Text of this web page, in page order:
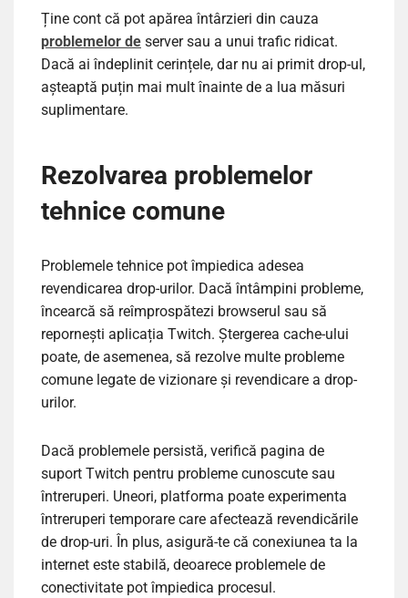
Ține cont că pot apărea întârzieri din cauza
problemelor de server sau a unui trafic ridicat.
Dacă ai îndeplinit cerințele, dar nu ai primit drop-ul,
așteaptă puțin mai mult înainte de a lua măsuri
suplimentare.
Rezolvarea problemelor
tehnice comune
Problemele tehnice pot împiedica adesea
revendicarea drop-urilor. Dacă întâmpini probleme,
încearcă să reîmprospătezi browserul sau să
repornești aplicația Twitch. Ștergerea cache-ului
poate, de asemenea, să rezolve multe probleme
comune legate de vizionare și revendicare a drop-
urilor.
Dacă problemele persistă, verifică pagina de
suport Twitch pentru probleme cunoscute sau
întreruperi. Uneori, platforma poate experimenta
întreruperi temporare care afectează revendicările
de drop-uri. În plus, asigură-te că conexiunea ta la
internet este stabilă, deoarece problemele de
conectivitate pot împiedica procesul.